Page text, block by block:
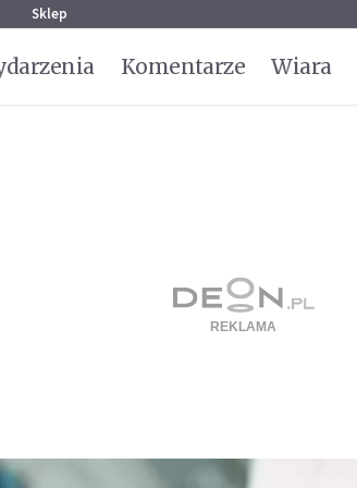
Sklep
Komentarze Wiara